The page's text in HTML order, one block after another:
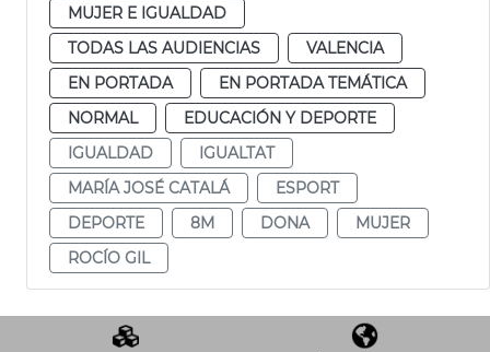
MUJER E IGUALDAD
TODAS LAS AUDIENCIAS
VALENCIA
EN PORTADA
EN PORTADA TEMÁTICA
NORMAL
EDUCACIÓN Y DEPORTE
IGUALDAD
IGUALTAT
MARÍA JOSÉ CATALÁ
ESPORT
DEPORTE
8M DONA
MUJER
ROCÍO GIL